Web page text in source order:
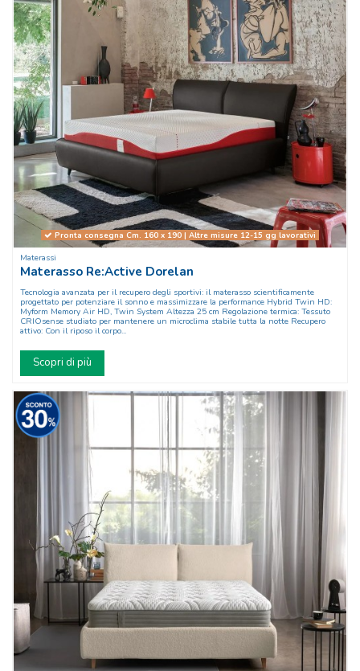
Pronta consegna Cm. 160 x 190 | Altre misure 12-15 gg lavorativi
Materassi
Materasso Re:Active Dorelan
Tecnologia avanzata per il recupero degli sportivi: il materasso scientificamente
progettato per potenziare il sonno e massimizzare la performance Hybrid Twin HD:
Myform Memory Air HD, Twin System Altezza 25 cm Regolazione termica: Tessuto
CRIOsense studiato per mantenere un microclima stabile tutta la notte Recupero
attivo: Con il riposo il corpo...
Scopri di più